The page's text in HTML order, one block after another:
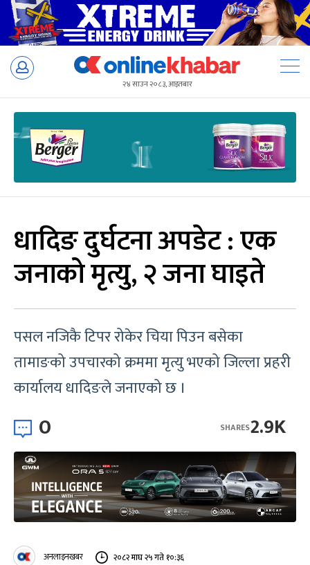
Skip
२४ साउन २०८३, आइतबार
धादिङ दुर्घटना अपडेट : एक
जनाको मृत्यु, २ जना घाइते
पसल नजिकै टिपर रोकेर चिया पिउन बसेका
तामाङको उपचारको क्रममा मृत्यु भएको जिल्ला प्रहरी
कार्यालय धादिङले जनाएको छ ।
0 2.9K
SHARES
अनलाइनखबर २०८२ माघ २५ गते १०:३६